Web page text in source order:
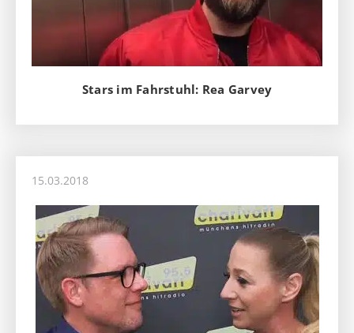
Stars im Fahrstuhl: Rea Garvey
15.03.2018